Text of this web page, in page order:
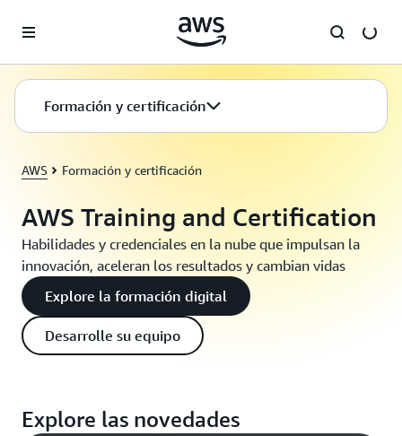
Formación y certificación
AWS Formación y certificación
AWS Training and Certification
Habilidades y credenciales en la nube que impulsan la
innovación, aceleran los resultados y cambian vidas
Explore la formación digital
Desarrolle su equipo
Explore las novedades